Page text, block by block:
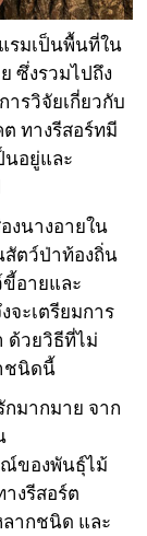
รมเป็นพื้นที่ใน
ซึ่งรวมไปถึง
รวิจัยเกี่ยวกับ
ทางรีสอร์ทมี
นอยู่และ
งนางอายใน
สัตว์ป่าท้องถิ่น
อายและ
จะเตรียมการ
ด้วยวิธีที่ไม่
ชนิดนี้
มากมาย จาก
ณ์ของพันธุ์ไม้
งรีสอร์ต
ลากชนิด และ